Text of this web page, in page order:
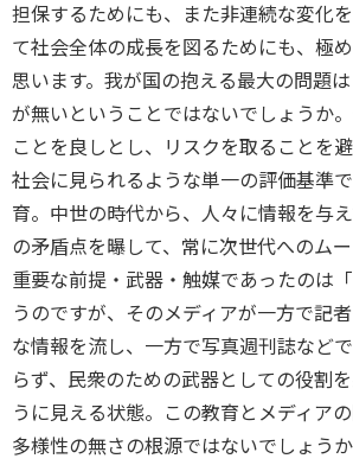
担保するためにも、また非連続な変化
て社会全体の成長を図るためにも、極
思います。我が国の抱える最大の問題
が無いということではないでしょうか
ことを良しとし、リスクを取ることを
社会に見られるような単一の評価基準
育。中世の時代から、人々に情報を与
の矛盾点を曝して、常に次世代へのム
重要な前提・武器・触媒であったのは
うのですが、そのメディアが一方で記
な情報を流し、一方で写真週刊誌など
らず、民衆のための武器としての役割
うに見える状態。この教育とメディア
多様性の無さの根源ではないでしょう